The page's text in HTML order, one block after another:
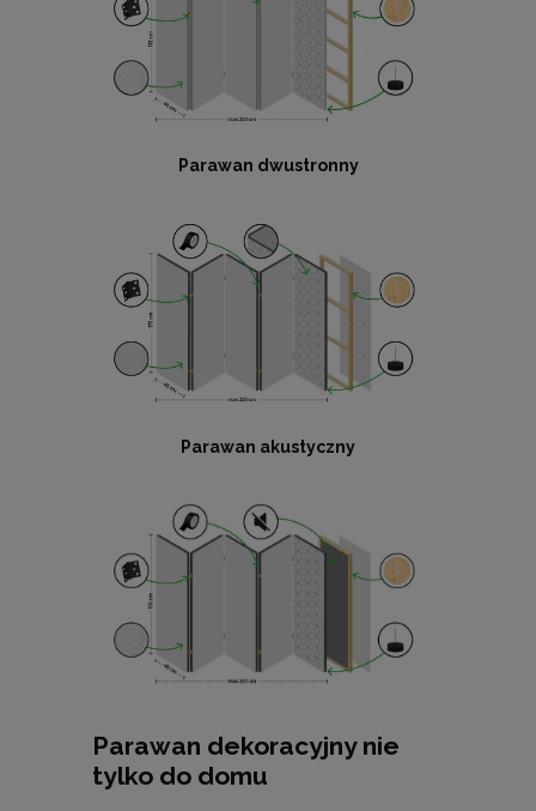
Parawan dwustronny
Parawan akustyczny
Parawan dekoracyjny nie
tylko do domu